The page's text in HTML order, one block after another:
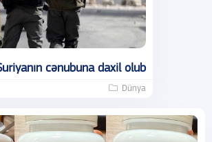
cənubuna daxil olub
Dünya